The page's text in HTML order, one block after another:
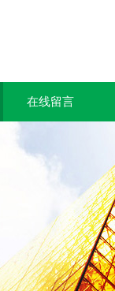
在线留言